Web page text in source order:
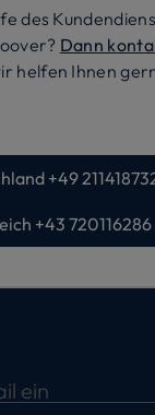
des
Dann
helfen Ihnen
+49
+43 720116286
ein